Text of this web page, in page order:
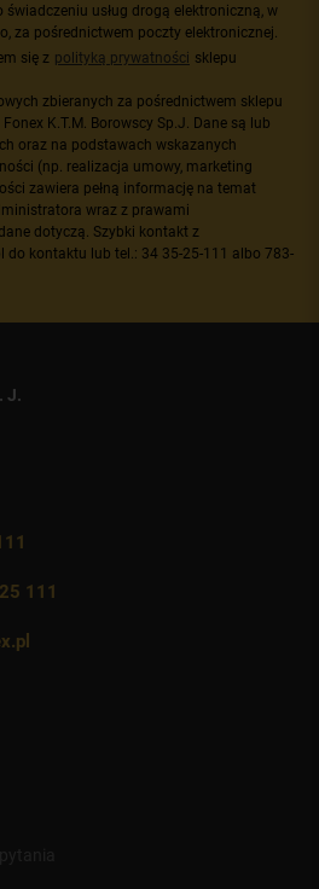
usług drogą elektroniczną, w
za pośrednictwem poczty elektronicznej.
się z polityką prywatności sklepu
zbieranych za pośrednictwem sklepu
K.T.M. Borowscy Sp.J. Dane są lub
oraz na podstawach wskazanych
(np. realizacja umowy, marketing
zawiera pełną informację na temat
wraz z prawami
dotyczą. Szybki kontakt z
kontaktu lub tel.: 34 35-25-111 albo 783-
J.
111